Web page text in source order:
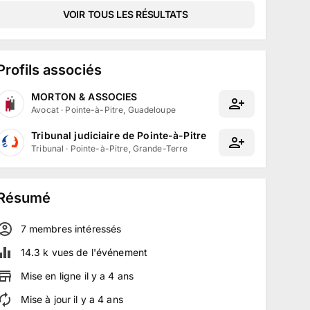
VOIR TOUS LES RÉSULTATS
associés
MORTON & ASSOCIES
Avocat · Pointe-à-Pitre, Guadeloupe
Tribunal judiciaire de Pointe-à-Pitre
Tribunal · Pointe-à-Pitre, Grande-Terre
7membresintéressés
14.3 k vues de l'événement
Mise en ligne il y a4 ans
Mise à jour il y a4 ans